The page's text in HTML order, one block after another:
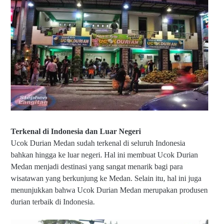
Terkenal di Indonesia dan Luar Negeri
Ucok Durian Medan sudah terkenal di seluruh Indonesia
bahkan hingga ke luar negeri. Hal ini membuat Ucok Durian
Medan menjadi destinasi yang sangat menarik bagi para
wisatawan yang berkunjung ke Medan. Selain itu, hal ini juga
menunjukkan bahwa Ucok Durian Medan merupakan produsen
durian terbaik di Indonesia.